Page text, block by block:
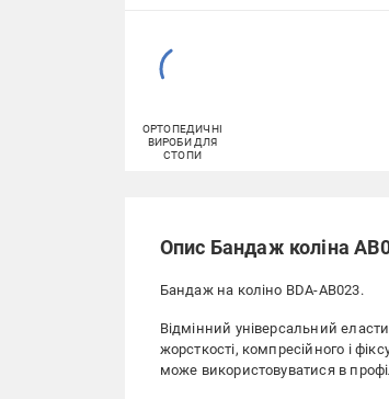
ОРТОПЕДИЧНІ
ВИРОБИ ДЛЯ
СТОПИ
Опис Бандаж коліна
Бандаж на коліно BDA-AB023.
Відмінний універсальний
жорсткості, компресійного і
може використовуватися в